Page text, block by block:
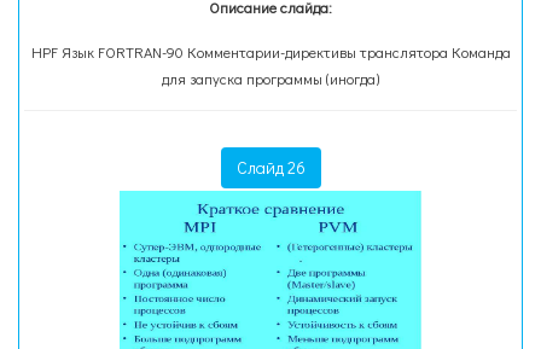
Описание слайда:
HPF Язык FORTRAN-90 Комментарии-директивы транслятора Команда
для запуска программы (иногда)
Слайд 26